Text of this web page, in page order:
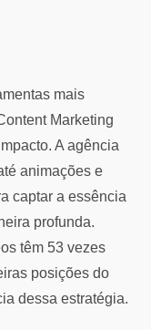
mais
Marketing
A agência
animações e
captar a essência
profunda.
têm 53 vezes
posições do
dessa estratégia.